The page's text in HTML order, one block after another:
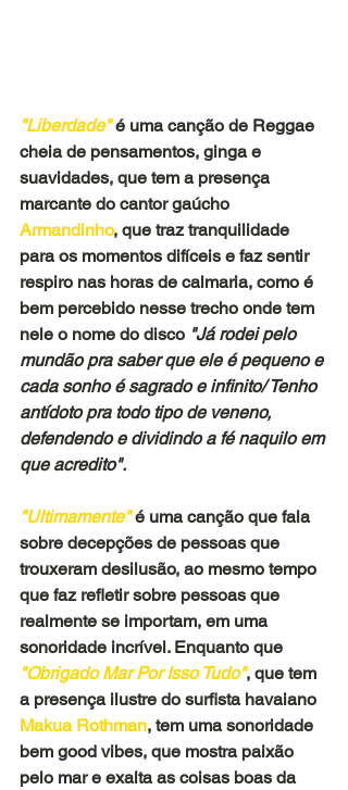
"Liberdade" é uma canção de Reggae
cheia de pensamentos, ginga e
suavidades, que tem a presença
marcante do cantor gaúcho
Armandinho, que traz tranquilidade
para os momentos difíceis e faz sentir
respiro nas horas de calmaria, como é
bem percebido nesse trecho onde tem
nele o nome do disco "Já rodei pelo
mundão pra saber que ele é pequeno e
cada sonho é sagrado e infinito/ Tenho
antídoto pra todo tipo de veneno,
defendendo e dividindo a fé naquilo em
que acredito".
"Ultimamente" é uma canção que fala
sobre decepções de pessoas que
trouxeram desilusão, ao mesmo tempo
que faz refletir sobre pessoas que
realmente se importam, em uma
sonoridade incrível. Enquanto que
"Obrigado Mar Por Isso Tudo", que tem
a presença ilustre do surfista havaiano
Makua Rothman, tem uma sonoridade
bem good vibes, que mostra paixão
pelo mar e exalta as coisas boas da